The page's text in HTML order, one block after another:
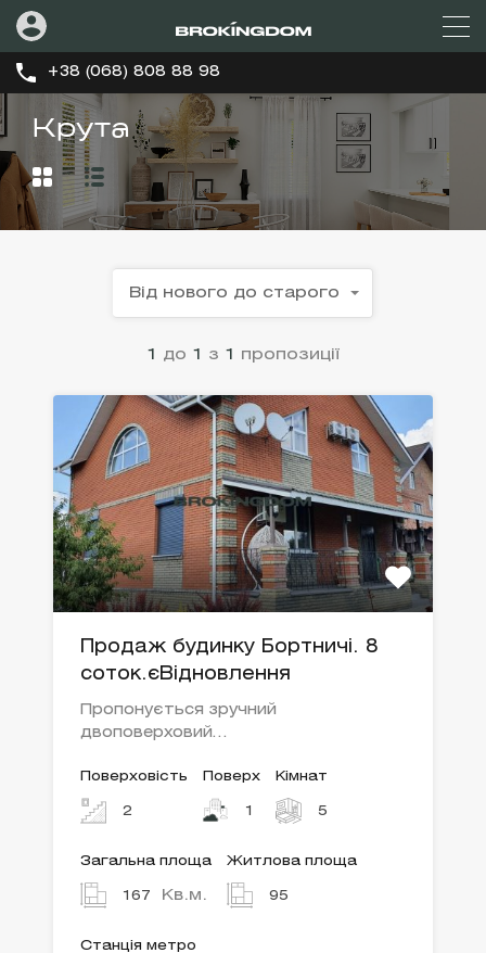
+38 (068) 808 88 98
Крута
1 до 1 з 1 пропозиції
Від нового до старого
Продаж будинку Бортничі. 8
соток.єВідновлення
Пропонується зручний
двоповерховий…
Поверховість
2
Поверх
1
Кімнат
5
Загальна площа
167 Кв.м.
Житлова площа
95
Станція метро